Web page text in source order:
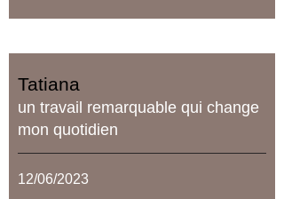
Tatiana
un travail remarquable qui change
mon quotidien
12/06/2023